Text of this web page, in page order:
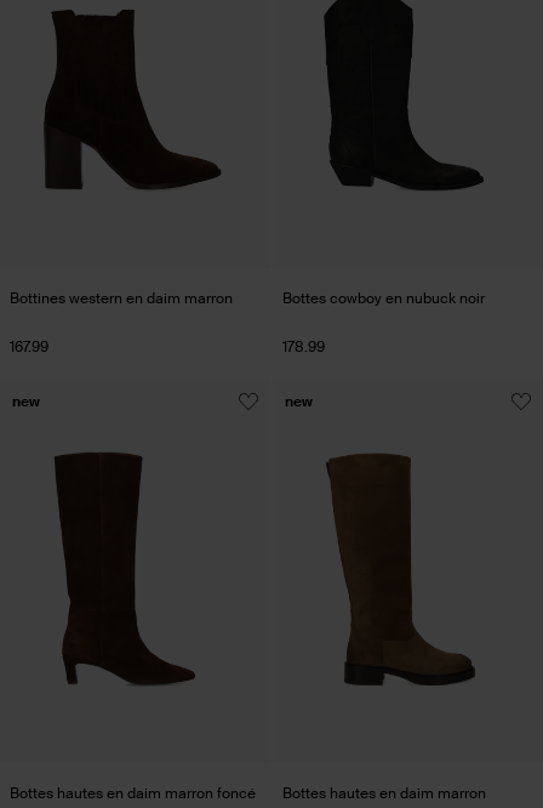
Bottines western en daim marron
167.99
Bottes cowboy en nubuck noir
178.99
Bottes hautes en daim marron foncé
new
Bottes hautes en daim marron
new